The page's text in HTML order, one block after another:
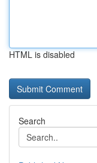
HTML is disabled
Search